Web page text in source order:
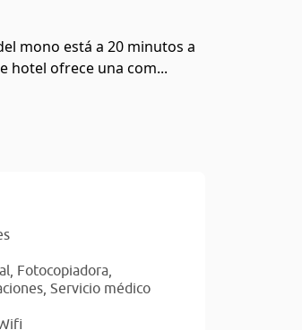
mono está a 20 minutos a
hotel ofrece una com...
Fotocopiadora,
Servicio médico